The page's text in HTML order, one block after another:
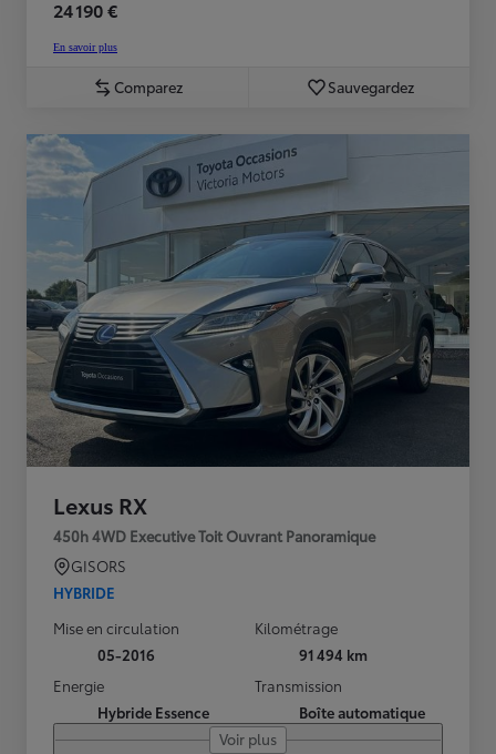
24 190 €
En savoir plus
Comparez Sauvegardez
Lexus RX
450h 4WD Executive Toit Ouvrant Panoramique
GISORS
HYBRIDE
Mise en circulation
05-2016
Kilométrage
91 494 km
Energie
Hybride Essence
Transmission
Boîte automatique
Voir plus